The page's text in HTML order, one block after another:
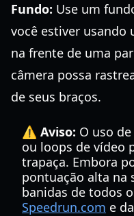
Fundo: Use um
você estiver usando
na frente de uma
câmera possa
de seus braços.
⚠️ Aviso: O uso
ou loops de vídeo
trapaça. Embora
pontuação alta na
banidas de todos
Speedrun.com e